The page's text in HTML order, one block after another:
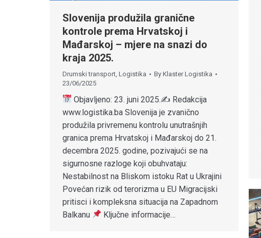
Slovenija produžila granične
kontrole prema Hrvatskoj i
Mađarskoj – mjere na snazi do
kraja 2025.
Drumski transport Logistika By Klaster Logistika
23/06/2025
Objavljeno: 23. juni 2025.✍ Redakcija
www.logistika.ba Slovenija je zvanično
produžila privremenu kontrolu unutrašnjih
granica prema Hrvatskoj i Mađarskoj do 21.
decembra 2025. godine, pozivajući se na
sigurnosne razloge koji obuhvataju:
Nestabilnost na Bliskom istoku Rat u Ukrajini
Povećan rizik od terorizma u EU Migracijski
pritisci i kompleksna situacija na Zapadnom
Balkanu
Ključne informacije…